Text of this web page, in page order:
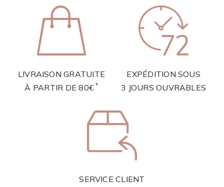
LIVRAISON GRATUITE
À PARTIR DE 80€ *
EXPÉDITION SOUS
3 JOURS OUVRABLES
SERVICE CLIENT